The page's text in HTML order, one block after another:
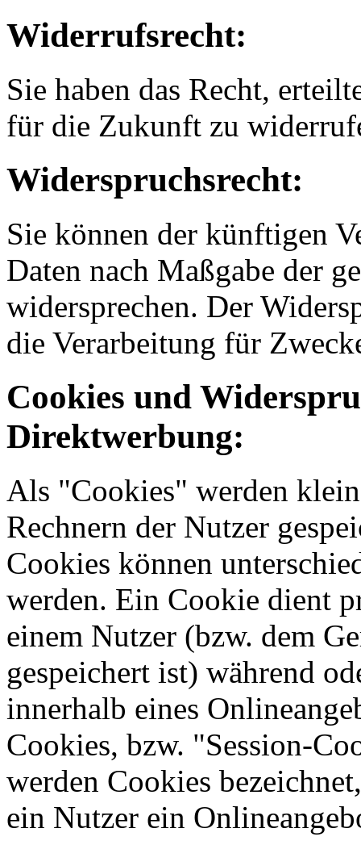
Widerrufsrecht:
Sie haben das Recht,
für die Zukunft zu
Widerspruchsrecht:
Sie können der künftigen
Daten nach Maßgabe der
widersprechen. Der
die Verarbeitung für
Cookies und
Direktwerbung:
Als "Cookies" werden
Rechnern der Nutzer
Cookies können
werden. Ein Cookie dient
einem Nutzer (bzw. dem
gespeichert ist) während
innerhalb eines
Cookies, bzw. "Session-
werden Cookies
ein Nutzer ein